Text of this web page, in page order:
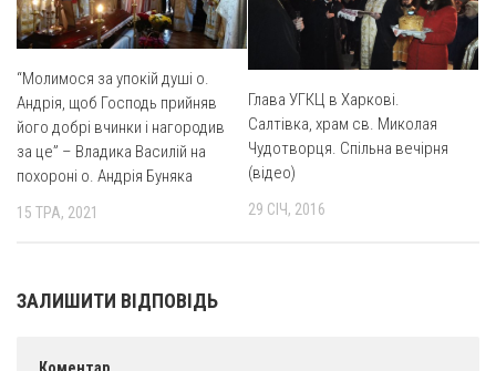
Св. Апостола Андрія Первозванного (с. Засулля)
Успіння Пресвятої Богородиці (м. Кременчук)
Успіння Пресвятої Богородиці (м. Лубни)
Парохії Сумської області
Введення в храм Богородиці (м. Суми)
“Молимося за упокій душі о.
Андрія, щоб Господь прийняв
його добрі вчинки і нагородив
за це” – Владика Василій на
похороні о. Андрія Буняка
15 ТРА, 2021
Глава УГКЦ в Харкові.
Салтівка, храм св. Миколая
Чудотворця. Спільна вечірня
(відео)
29 СІЧ, 2016
ЗАЛИШИТИ ВІДПОВІДЬ